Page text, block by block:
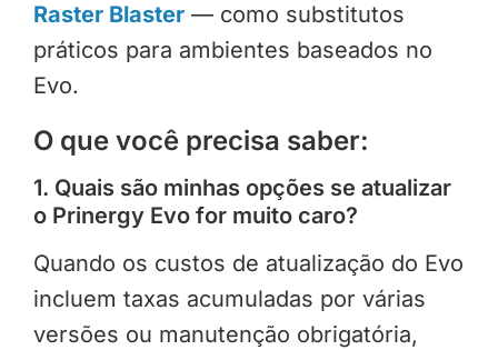
Raster Blaster— como substitutos
práticos para ambientes baseados no
Evo.
O que você precisa saber:
1. Quais são minhas opções se atualizar
o Prinergy Evo for muito caro?
Quando os custos de atualização do Evo
incluem taxas acumuladas por várias
versões ou manutenção obrigatória,